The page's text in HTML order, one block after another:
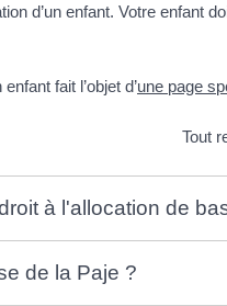
d’un enfant. Votre enfant
enfant fait l’objet d’une page
Tout
à l'allocation de
de la Paje ?